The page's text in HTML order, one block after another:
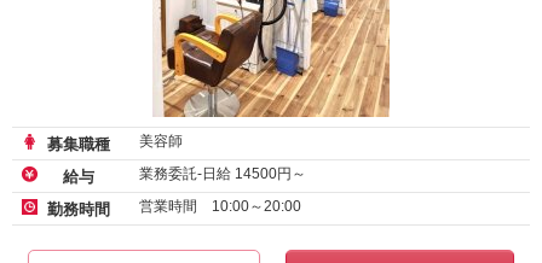
募集職種 美容師
給与 業務委託-日給 14500円～
勤務時間 営業時間 10:00～20:00